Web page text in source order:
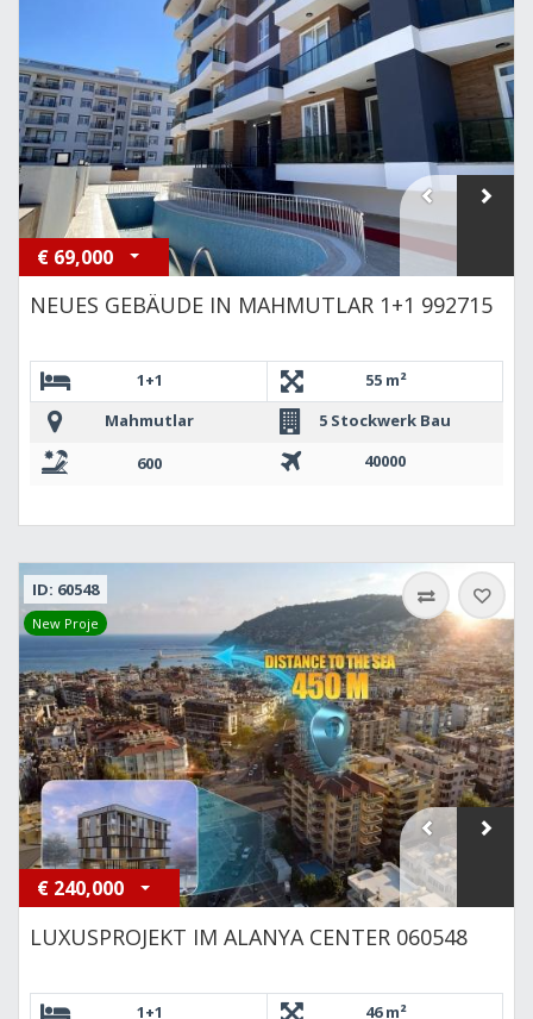
€ 69,000
NEUES GEBÄUDE IN MAHMUTLAR 1+1 992715
1+1
55 m²
Mahmutlar
5 Stockwerk Bau
600
40000
ID: 60548
New Proje
€ 240,000
LUXUSPROJEKT IM ALANYA CENTER 060548
1+1
46 m²